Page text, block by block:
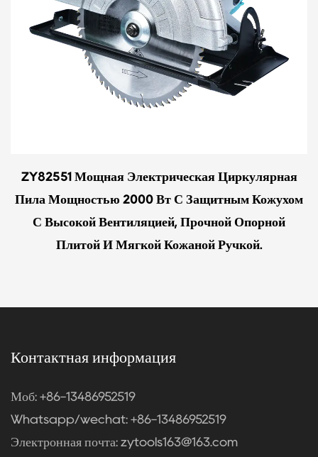
ZY82551 Мощная Электрическая Циркулярная
Пила Мощностью 2000 Вт С Защитным Кожухом
С Высокой Вентиляцией, Прочной Опорной
Плитой И Мягкой Кожаной Ручкой.
Контактная информация
Моб: +86-13486952519
Whatsapp/wechat: +86-13486952519
Электронная почта: zytools163@163.com